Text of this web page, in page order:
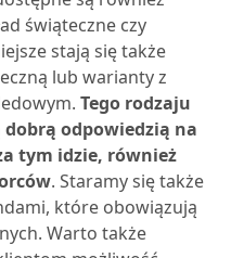
świąteczne czy
stają się także
lub warianty z
Tego rodzaju
odpowiedzią na
tym idzie, również
. Staramy się także
które obowiązują
Warto także